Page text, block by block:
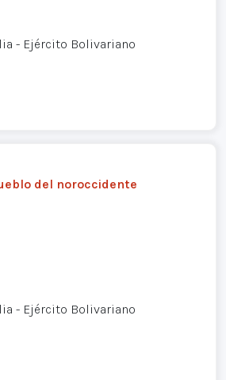
- Ejército Bolivariano
del noroccidente
- Ejército Bolivariano